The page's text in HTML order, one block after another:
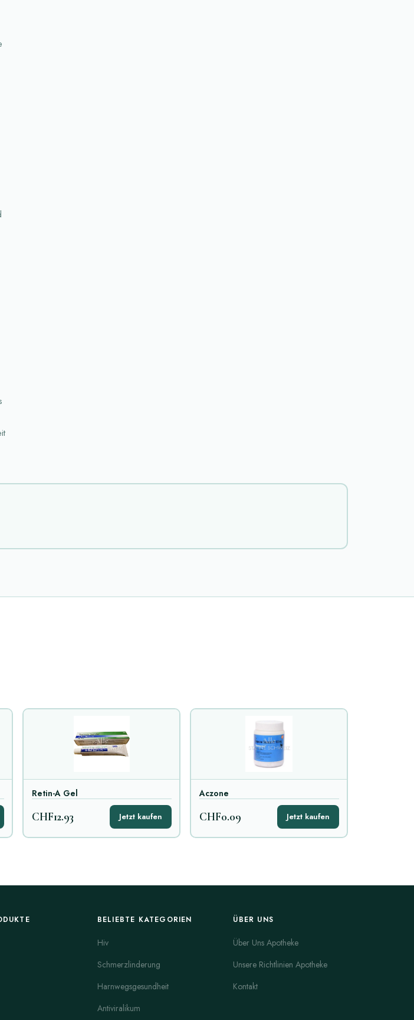
Retin-A Gel
CHF12.93 Jetzt kaufen
Aczone
CHF0.09 Jetzt kaufen
BELIEBTE KATEGORIEN
Hiv
Schmerzlinderung
Harnwegsgesundheit
Antiviralikum
ÜBER UNS
Über Uns Apotheke
Unsere Richtlinien Apotheke
Kontakt